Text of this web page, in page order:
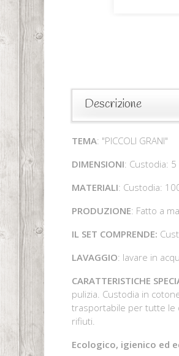
Descrizione
TEMA: "PICCOLI GRANI"
DIMENSIONI: Custodia:
MATERIALI: Custodia:
PRODUZIONE: Fatto a
IL SET COMPRENDE:
LAVAGGIO: lavare in
CARATTERISTICHE
pulizia. Custodia in
trasportabile per tutte le
rifiuti.
Ecologico, igienico ed